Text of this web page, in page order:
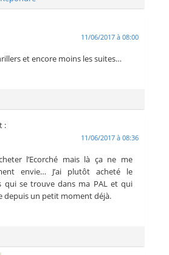
11/06/2017 à 08:00
et encore moins les suites…
:
11/06/2017 à 08:36
l’Ecorché mais là ça ne me
envie… J’ai plutôt acheté le
qui se trouve dans ma PAL et qui
depuis un petit moment déjà.